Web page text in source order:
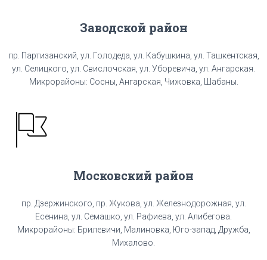
Заводской район
пр. Партизанский, ул. Голодеда, ул. Кабушкина, ул. Ташкентская,
ул. Селицкого, ул. Свислочская, ул. Уборевича, ул. Ангарская.
Микрорайоны: Сосны, Ангарская, Чижовка, Шабаны.
Московский район
пр. Дзержинского, пр. Жукова, ул. Железнодорожная, ул.
Есенина, ул. Семашко, ул. Рафиева, ул. Алибегова.
Микрорайоны: Брилевичи, Малиновка, Юго-запад, Дружба,
Михалово.